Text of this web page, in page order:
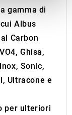
our traffic.
of our site with
partners who
you’ve
from your use
gamma di
Albus
Carbon
Ghisa,
Sonic,
Ultracone e
per ulteriori